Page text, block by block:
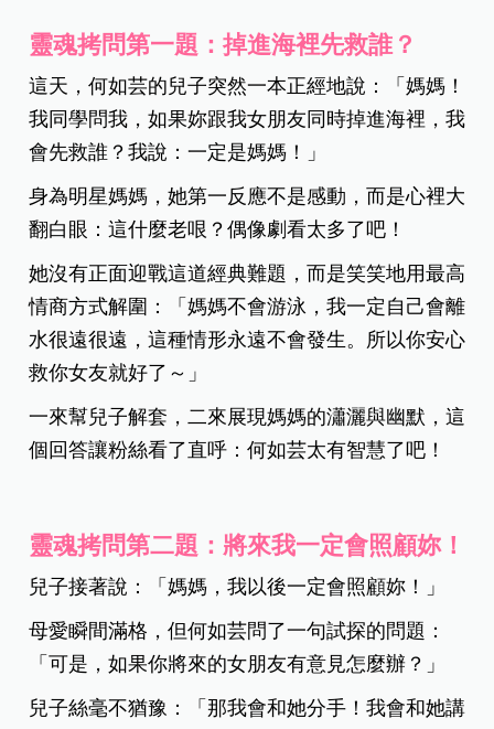
靈魂拷問第一題：掉進海裡先救誰？
這天，何如芸的兒子突然一本正經地說：「媽媽！
我同學問我，如果妳跟我女朋友同時掉進海裡，我
會先救誰？我說：一定是媽媽！」
身為明星媽媽，她第一反應不是感動，而是心裡大
翻白眼：這什麼老哏？偶像劇看太多了吧！
她沒有正面迎戰這道經典難題，而是笑笑地用最高
情商方式解圍：「媽媽不會游泳，我一定自己會離
水很遠很遠，這種情形永遠不會發生。所以你安心
救你女友就好了～」
一來幫兒子解套，二來展現媽媽的瀟灑與幽默，這
個回答讓粉絲看了直呼：何如芸太有智慧了吧！
靈魂拷問第二題：將來我一定會照顧妳！
兒子接著說：「媽媽，我以後一定會照顧妳！」
母愛瞬間滿格，但何如芸問了一句試探的問題：
「可是，如果你將來的女朋友有意見怎麼辦？」
兒子絲毫不猶豫：「那我會和她分手！我會和她講